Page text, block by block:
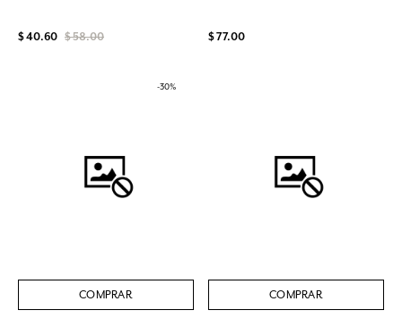
$ 40.60 $ 58.00 $ 77.00
-30%
COMPRAR COMPRAR